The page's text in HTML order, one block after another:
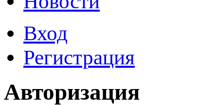
Вход
Регистрация
Авторизация